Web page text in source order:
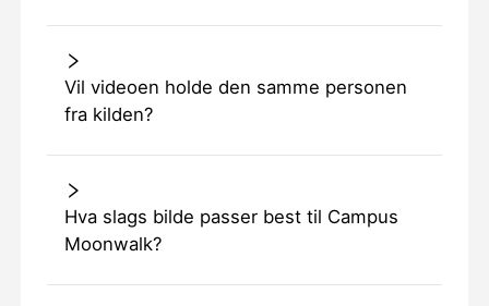
Vil videoen holde den samme personen
fra kilden?
Hva slags bilde passer best til Campus
Moonwalk?